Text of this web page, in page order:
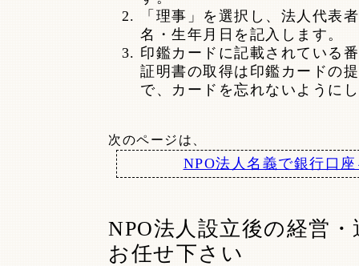
「理事」を選択し、法人代表
名・生年月日を記入します。
印鑑カードに記載されている
証明書の取得は印鑑カードの
で、カードを忘れないように
次のページは、
NPO法人名義で銀行口
NPO法人設立後の経営
お任せ下さい